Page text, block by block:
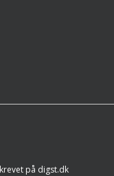
på digst.dk